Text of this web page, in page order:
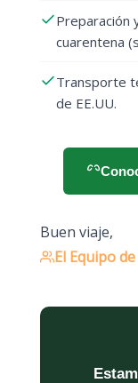
Preparación
cuarentena
Transporte
de EE.UU.
Buen viaje,
El Equipo